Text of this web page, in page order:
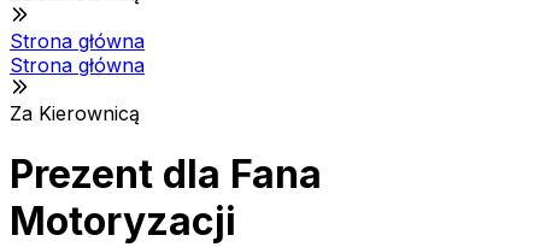
Strona główna
Strona główna
Za Kierownicą
Prezent dla Fana
Motoryzacji